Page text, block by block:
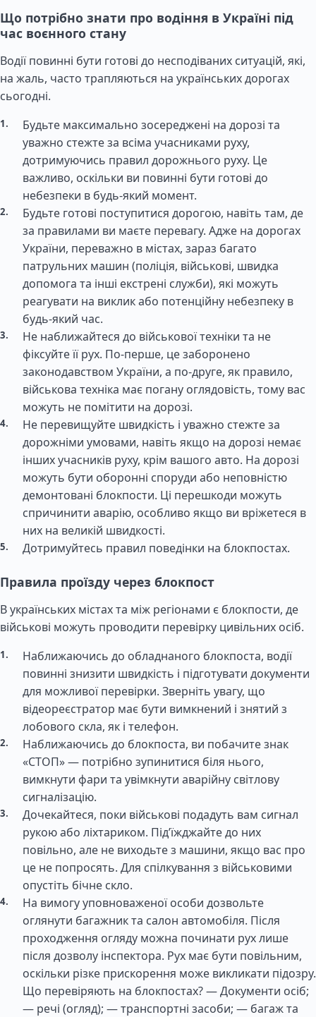
Що потрібно знати про водіння в Україні під
час воєнного стану
Водії повинні бути готові до несподіваних ситуацій, які,
на жаль, часто трапляються на українських дорогах
сьогодні.
Будьте максимально зосереджені на дорозі та
уважно стежте за всіма учасниками руху,
дотримуючись правил дорожнього руху. Це
важливо, оскільки ви повинні бути готові до
небезпеки в будь-який момент.
Будьте готові поступитися дорогою, навіть там, де
за правилами ви маєте перевагу. Адже на дорогах
України, переважно в містах, зараз багато
патрульних машин (поліція, військові, швидка
допомога та інші екстрені служби), які можуть
реагувати на виклик або потенційну небезпеку в
будь-який час.
Не наближайтеся до військової техніки та не
фіксуйте її рух. По-перше, це заборонено
законодавством України, а по-друге, як правило,
військова техніка має погану оглядовість, тому вас
можуть не помітити на дорозі.
Не перевищуйте швидкість і уважно стежте за
дорожніми умовами, навіть якщо на дорозі немає
інших учасників руху, крім вашого авто. На дорозі
можуть бути оборонні споруди або неповністю
демонтовані блокпости. Ці перешкоди можуть
спричинити аварію, особливо якщо ви вріжетеся в
них на великій швидкості.
Дотримуйтесь правил поведінки на блокпостах.
Правила проїзду через блокпост
В українських містах та між регіонами є блокпости, де
військові можуть проводити перевірку цивільних осіб.
Наближаючись до обладнаного блокпоста, водії
повинні знизити швидкість і підготувати документи
для можливої перевірки. Зверніть увагу, що
відеореєстратор має бути вимкнений і знятий з
лобового скла, як і телефон.
Наближаючись до блокпоста, ви побачите знак
«СТОП» — потрібно зупинитися біля нього,
вимкнути фари та увімкнути аварійну світлову
сигналізацію.
Дочекайтеся, поки військові подадуть вам сигнал
рукою або ліхтариком. Під’їжджайте до них
повільно, але не виходьте з машини, якщо вас про
це не попросять. Для спілкування з військовими
опустіть бічне скло.
На вимогу уповноваженої особи дозвольте
оглянути багажник та салон автомобіля. Після
проходження огляду можна починати рух лише
після дозволу інспектора. Рух має бути повільним,
оскільки різке прискорення може викликати підозру.
Що перевіряють на блокпостах? — Документи осіб;
— речі (огляд); — транспортні засоби; — багаж та